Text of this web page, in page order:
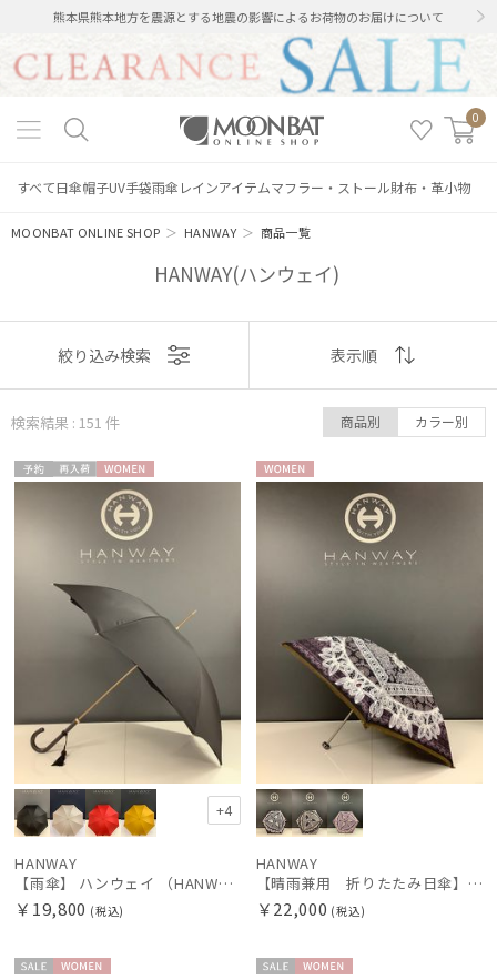
熊本県熊本地方を震源とする地震の影響によるお荷物のお届けについて
0
すべて日傘帽子UV手袋雨傘 レインアイテムマフラー・ストール財布・革小物
MOONBAT ONLINE SHOP ＞ HANWAY＞ 商品一覧
HANWAY(ハンウェイ)
表示
おすすめ
価格の高い
価格の低い
売上点数順
お気に入り
順
絞り込み検索 表示順
検索結果 : 151 件 商品別 カラー別
予約 再入 WOME
N
+4
HANWAY
【雨傘】 ハンウェイ （HANWAY） Couturier クチュリエ 長傘 日本製
￥19,800 (税込)
WOME
HANWAY
【晴雨兼用 折りたたみ日傘】ハンウェイ（ＨＡＮＷＡＹ）Vestido de frida（べスティード・デ・フリーダ）
￥22,000 (税込)